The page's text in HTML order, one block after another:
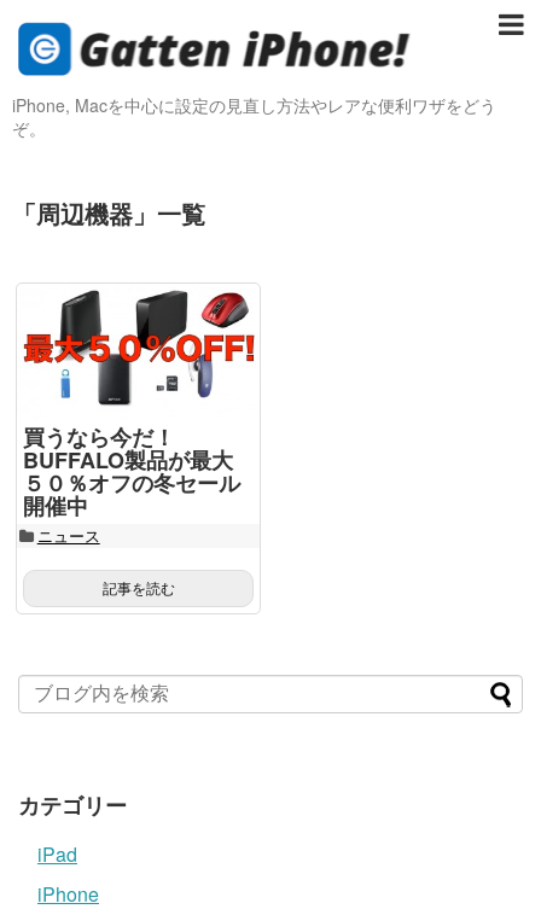
iPhone, Macを中心に設定の見直し方法やレアな便利ワザをどう
ぞ。
「周辺機器 」 一覧
買うなら今だ！
BUFFALO製品が最大
５０％オフの冬セール
開催中
ニュース
記事を読む
カテゴリー
iPad
iPhone